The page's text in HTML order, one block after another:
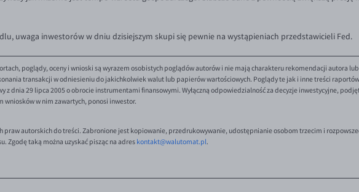
uwaga inwestorów w dniu dzisiejszym skupi się pewnie na wystąpieniach przedstawicieli Fed.
poglądy, oceny i wnioski są wyrazem osobistych poglądów autorów i nie mają charakteru rekomendacji autora
transakcji w odniesieniu do jakichkolwiek walut lub papierów wartościowych. Poglądy te jak i inne treści
dnia 29 lipca 2005 o obrocie instrumentami finansowymi. Wyłączną odpowiedzialność za decyzje inwestycyjne,
w nim zawartych, ponosi inwestor.
praw autorskich do treści. Zabronione jest kopiowanie, przedrukowywanie, udostępnianie osobom trzecim i
Zgodę taką można uzyskać pisząc na adres kontakt@walutomat.pl.